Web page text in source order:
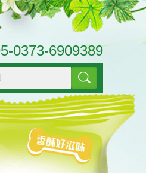
0373-6909389